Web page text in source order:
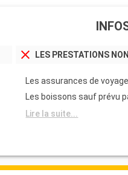
LES PRESTATIONS
Les assurances de
Les boissons sauf prévu
Lire la suite...